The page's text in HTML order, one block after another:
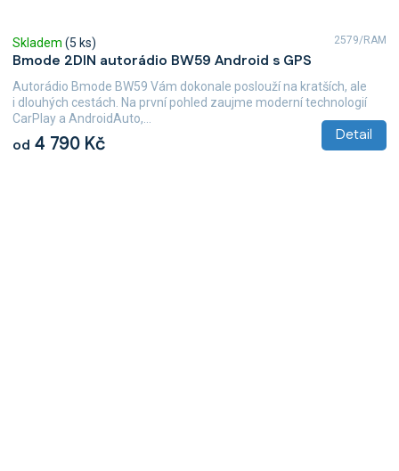
Bmode 2DIN autorádio BW59 Android s GPS
Skladem (5 ks)
od 4 790 Kč Detail
Autorádio Bmode BW59 Vám dokonale poslouží na kratších, ale
i dlouhých cestách. Na první pohled zaujme moderní technologií
CarPlay a AndroidAuto,...
2579/RAM